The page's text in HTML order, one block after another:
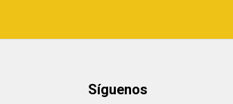
Síguenos